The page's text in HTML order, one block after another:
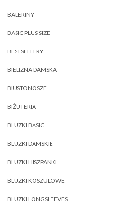
BALERINY
BASIC PLUS SIZE
BESTSELLERY
BIELIZNA DAMSKA
BIUSTONOSZE
BIŻUTERIA
BLUZKI BASIC
BLUZKI DAMSKIE
BLUZKI HISZPANKI
BLUZKI KOSZULOWE
BLUZKI LONGSLEEVES